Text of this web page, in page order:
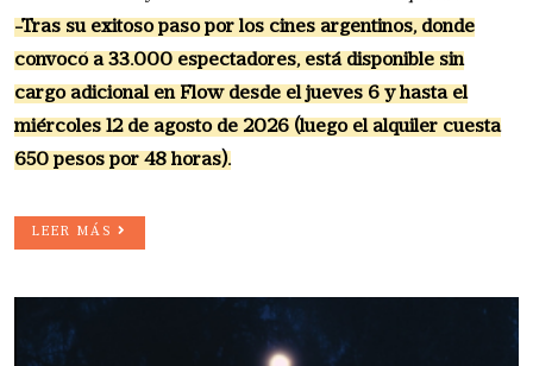
-Tras su exitoso paso por los cines argentinos, donde
convocó a 33.000 espectadores, está disponible sin
cargo adicional en Flow desde el jueves 6 y hasta el
miércoles 12 de agosto de 2026 (luego el alquiler cuesta
650 pesos por 48 horas).
LEER MÁS